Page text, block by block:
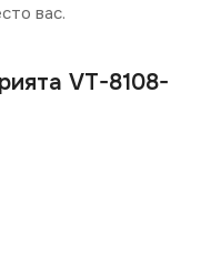
вас.
VT-8108-